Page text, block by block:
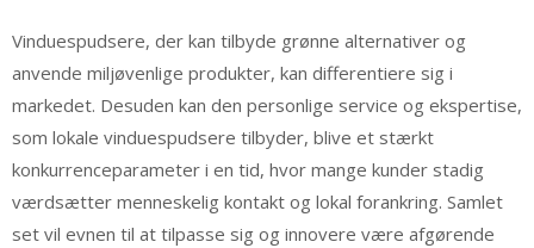
Vinduespudsere, der kan tilbyde grønne alternativer og
anvende miljøvenlige produkter, kan differentiere sig i
markedet. Desuden kan den personlige service og ekspertise,
som lokale vinduespudsere tilbyder, blive et stærkt
konkurrenceparameter i en tid, hvor mange kunder stadig
værdsætter menneskelig kontakt og lokal forankring. Samlet
set vil evnen til at tilpasse sig og innovere være afgørende